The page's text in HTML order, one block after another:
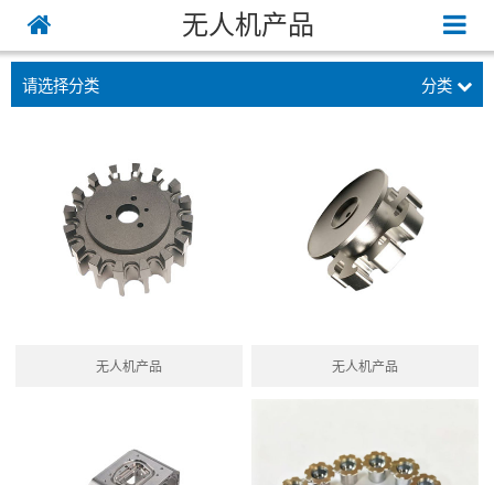
无人机产品
请选择分类 分类
无人机产品 无人机产品